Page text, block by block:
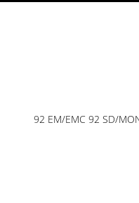
92 EM/EMC 92 SD/